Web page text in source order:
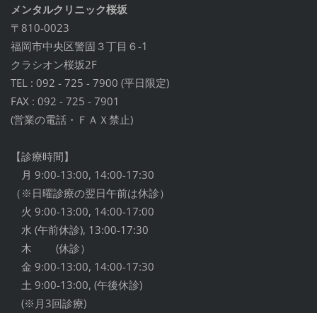
メンタルクリニック桜坂
〒810-0023
福岡市中央区警固３丁目６-1
クラシオン桜坂2F
TEL : 092 - 725 - 7900 (平日限定)
FAX : 092 - 725 - 7901
(営業の電話・ＦＡＸ禁止)
【診療時間】
月 9:00-13:00, 14:00-17:30
（※日曜診療の翌日午前は休診）
火 9:00-13:00, 14:00-17:00
水 (午前休診), 13:00-17:30
木 (休診）
金 9:00-13:00, 14:00-17:30
土 9:00-13:00, (午後休診)
(※月3回診療)